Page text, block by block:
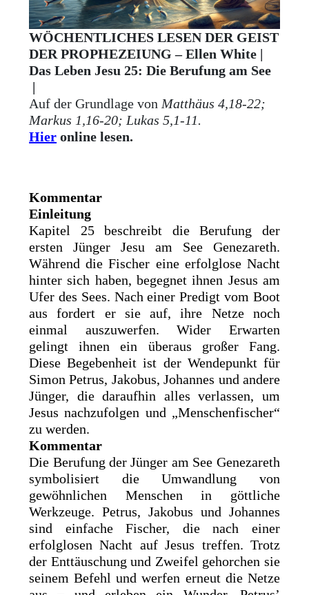
WÖCHENTLICHES LESEN DER GEIST
DER PROPHEZEIUNG – Ellen White |
Das Leben Jesu 25: Die Berufung am See
|
Auf der Grundlage von Matthäus 4,18-22;
Markus 1,16-20; Lukas 5,1-11.
Hier online lesen.
Kommentar
Einleitung
Kapitel 25 beschreibt die Berufung der
ersten Jünger Jesu am See Genezareth.
Während die Fischer eine erfolglose Nacht
hinter sich haben, begegnet ihnen Jesus am
Ufer des Sees. Nach einer Predigt vom Boot
aus fordert er sie auf, ihre Netze noch
einmal auszuwerfen. Wider Erwarten
gelingt ihnen ein überaus großer Fang.
Diese Begebenheit ist der Wendepunkt für
Simon Petrus, Jakobus, Johannes und andere
Jünger, die daraufhin alles verlassen, um
Jesus nachzufolgen und „Menschenfischer“
zu werden.
Kommentar
Die Berufung der Jünger am See Genezareth
symbolisiert die Umwandlung von
gewöhnlichen Menschen in göttliche
Werkzeuge. Petrus, Jakobus und Johannes
sind einfache Fischer, die nach einer
erfolglosen Nacht auf Jesus treffen. Trotz
der Enttäuschung und Zweifel gehorchen sie
seinem Befehl und werfen erneut die Netze